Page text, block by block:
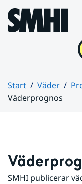
Hoppa till sidans
Start Väder
Väderprognos
SMHI publicerar